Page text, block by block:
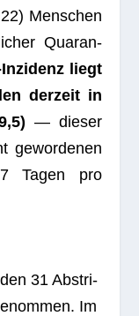
Men­schen
Qua­ran­
Inzi­denz liegt
der­zeit in
— die­ser
gewor­de­nen
Tagen pro
31 Abstri­
Im